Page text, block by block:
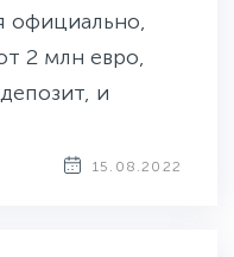
официально,
2 млн евро,
и
в популярных
15.08.2022